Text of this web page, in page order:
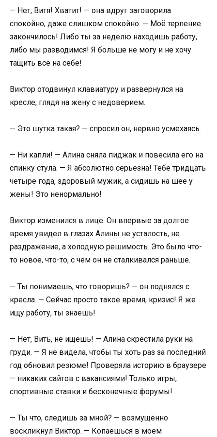
— Нет, Витя! Хватит! — она вдруг заговорила
спокойно, даже слишком спокойно. — Моё терпение
закончилось! Либо ты за неделю находишь работу,
либо мы разводимся! Я больше не могу и не хочу
тащить всё на себе!
Виктор отодвинул клавиатуру и развернулся на
кресле, глядя на жену с недоверием.
— Это шутка такая? — спросил он, нервно усмехаясь.
— Ни капли! — Алина сняла пиджак и повесила его на
спинку стула. — Я абсолютно серьёзна! Тебе тридцать
четыре года, здоровый мужик, а сидишь на шее у
жены! Это ненормально!
Виктор изменился в лице. Он впервые за долгое
время увидел в глазах Алины не усталость, не
раздражение, а холодную решимость. Это было что-
то новое, что-то, с чем он не сталкивался раньше.
— Ты понимаешь, что говоришь? — он поднялся с
кресла. — Сейчас просто такое время, кризис! Я же
ищу работу, ты знаешь!
— Нет, Вить, не ищешь! — Алина скрестила руки на
груди. — Я не видела, чтобы ты хоть раз за последний
год обновил резюме! Проверяла историю в браузере
— никаких сайтов с вакансиями! Только игры,
спортивные ставки и бесконечные форумы!
— Ты что, следишь за мной? — возмущённо
воскликнул Виктор. — Копаешься в моем